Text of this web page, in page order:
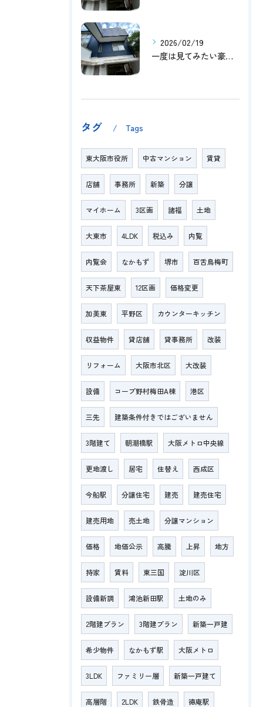
2026/02/19
一度は見てみたい豪邸！！内覧受付中です～☆
タグ Tags
東大阪市役所 中古マンション 賃貸
店舗 事務所 新築 分譲
マイホーム 3区画 諸福 土地
大東市 4LDK 税込み 内覧
内覧会 なかもず 堺市 百舌鳥梅町
天下茶屋東 12区画 価格変更
加美東 平野区 カウンターキッチン
収益物件 貸店舗 貸事務所 改装
リフォーム 大阪市北区 大改装
設備 コープ野村梅田A棟 港区
三先 建築条件付きではございません
3階建て 朝潮橋駅 大阪メトロ中央線
更地渡し 居宅 住替え 西成区
今船駅 分譲住宅 建売 建売住宅
建売用地 売土地 分譲マンション
価格 地価公示 高騰 上昇 地方
持家 賃料 東三国 淀川区
設備新調 鴻池新田駅 土地のみ
2階建プラン 3階建プラン 新築一戸建
希少物件 なかもず駅 大阪メトロ
3LDK ファミリー層 新築一戸建て
高層階 2LDK 鉄骨造 徳庵駅